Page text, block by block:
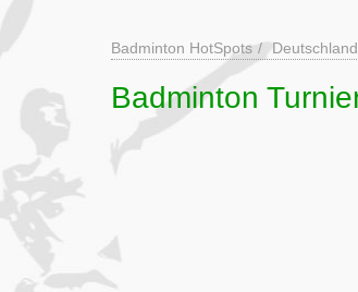
Badminton HotSpots Deutschland
Badminton